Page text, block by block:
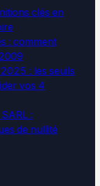
clés en
: comment
: les seuils
vos 4
:
de nullité